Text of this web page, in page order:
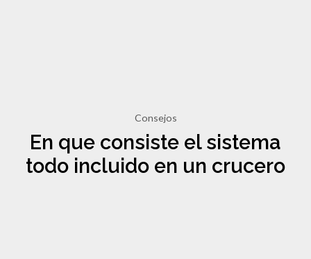
Consejos
En que consiste el sistema
todo incluido en un crucero